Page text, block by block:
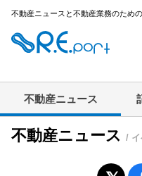
不動産ニュースと不動産業務のため
不動産ニュース
不動産ニュース / イ